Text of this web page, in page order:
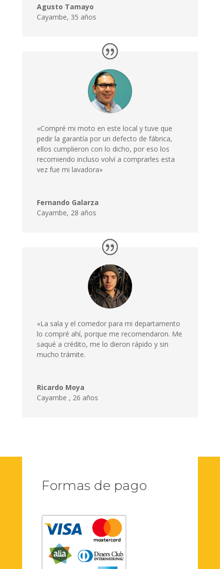
Agusto Tamayo
Cayambe, 35 años
«Compré mi moto en este local y tuve que
pedir la garantía por un defecto de fábrica,
ellos cumplieron con lo dicho, por eso los
recomiendo incluso volví a comprarles esta
vez fue mi lavadora»
Fernando Galarza
Cayambe, 28 años
«La sala y el comedor para mi departamento
lo compré ahí, porque me recomendaron. Me
saqué a crédito, me lo dieron rápido y sin
mucho trámite.
Ricardo Moya
Cayambe , 26 años
Formas de pago